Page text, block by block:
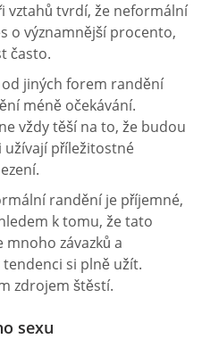
vztahů tvrdí, že neformální
o významnější procento,
často.
jiných forem randění
méně očekávání.
vždy těší na to, že budou
užívají příležitostné
randění je příjemné,
k tomu, že tato
závazků a
si plně užít.
zdrojem štěstí.
sexu